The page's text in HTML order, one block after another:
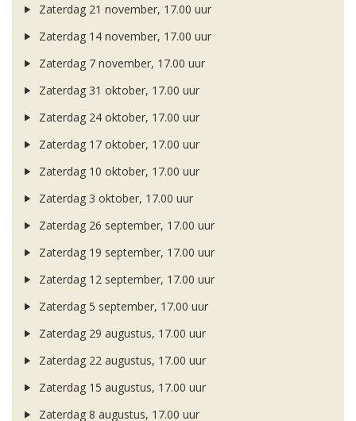
Zaterdag 21 november, 17.00 uur
Zaterdag 14 november, 17.00 uur
Zaterdag 7 november, 17.00 uur
Zaterdag 31 oktober, 17.00 uur
Zaterdag 24 oktober, 17.00 uur
Zaterdag 17 oktober, 17.00 uur
Zaterdag 10 oktober, 17.00 uur
Zaterdag 3 oktober, 17.00 uur
Zaterdag 26 september, 17.00 uur
Zaterdag 19 september, 17.00 uur
Zaterdag 12 september, 17.00 uur
Zaterdag 5 september, 17.00 uur
Zaterdag 29 augustus, 17.00 uur
Zaterdag 22 augustus, 17.00 uur
Zaterdag 15 augustus, 17.00 uur
Zaterdag 8 augustus, 17.00 uur